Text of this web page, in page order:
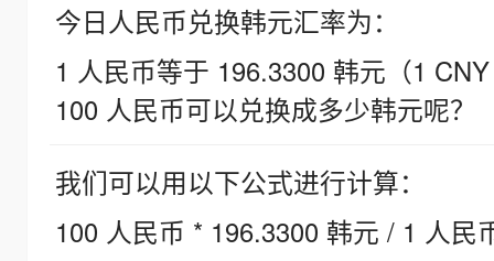
今日人民币兑换韩元汇率为：
1 人民币等于 196.3300 韩元（1
100 人民币可以兑换成多少韩元呢？
我们可以用以下公式进行计算：
100 人民币 * 196.3300 韩元 / 1 人民